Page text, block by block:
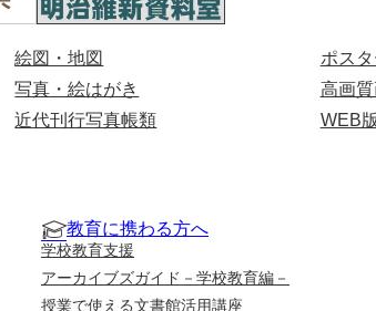
絵図・地図
写真・絵はがき
近代刊行写真帳類
ポス
高画
WEB
教育に携わる方へ
学校教育支援
アーカイブズガイド－学校教育編－
授業で使える文書館活用講座